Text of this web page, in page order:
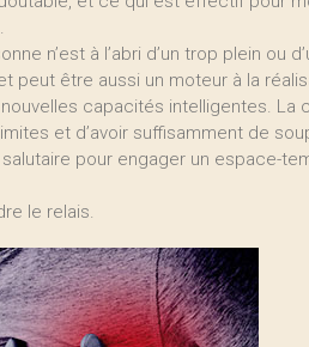
n’est à l’abri d’un trop plein ou
peut être aussi un moteur à la
capacités intelligentes. La
et d’avoir suffisamment de
pour engager un espace-
le relais.